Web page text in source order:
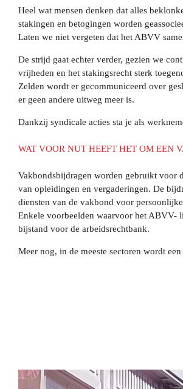
Heel wat mensen denken dat alles
stakingen en betogingen worden
Laten we niet vergeten dat het ABVV
De strijd gaat echter verder, gezien we
vrijheden en het stakingsrecht sterk
Zelden wordt er gecommuniceerd over
er geen andere uitweg meer is.
Dankzij syndicale acties sta je als
WAT VOOR NUT HEEFT HET OM EEN
Vakbondsbijdragen worden gebruikt voor
van opleidingen en vergaderingen. De
diensten van de vakbond voor
Enkele voorbeelden waarvoor het ABVV-
bijstand voor de arbeidsrechtbank.
Meer nog, in de meeste sectoren wordt